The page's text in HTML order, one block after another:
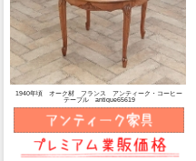
1940年頃 オーク材 フランス アンティーク・コーヒー
テーブル antique65619